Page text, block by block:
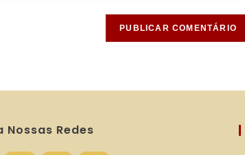
Nossas Redes